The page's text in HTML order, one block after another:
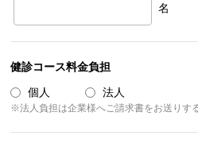
名
健診コース料金負担
個人 法人
※法人負担は企業様へご請求書をお送りす